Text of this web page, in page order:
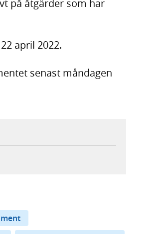
på åtgärder som har
april 2022.
senast måndagen